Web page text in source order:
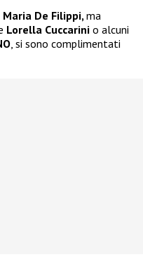
Maria De Filippi,ma
Lorella Cuccarini o alcuni
, si sono complimentati